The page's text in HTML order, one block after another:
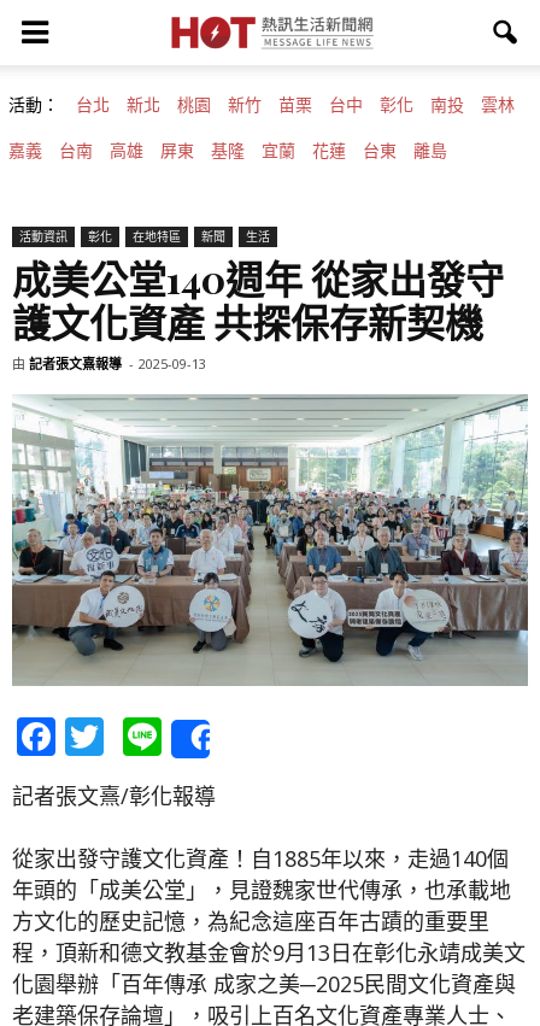
活動： 台北 新北 桃園 新竹 苗栗 台中 彰化 南投 雲林
嘉義 台南 高雄 屏東 基隆 宜蘭 花蓮 台東 離島
活動資訊 彰化 在地特區 新聞 生活
成美公堂140週年 從家出發守
護文化資產 共探保存新契機
由 記者張文熹報導 - 2025-09-13
Facebook
Twitter
Line
記者張文熹/彰化報導
從家出發守護文化資產！自1885年以來，走過140個
年頭的「成美公堂」，見證魏家世代傳承，也承載地
方文化的歷史記憶，為紀念這座百年古蹟的重要里
程，頂新和德文教基金會於9月13日在彰化永靖成美文
化園舉辦「百年傳承 成家之美─2025民間文化資產與
老建築保存論壇」，吸引上百名文化資產專業人士、